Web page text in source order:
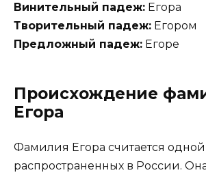
Винительный падеж: Егора
Творительный падеж: Егором
Предложный падеж: Егоре
Происхождение
Егора
Фамилия Егора считается
распространенных в России.